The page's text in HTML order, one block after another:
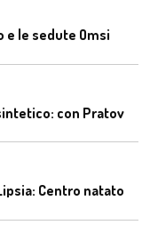
e le sedute Omsi